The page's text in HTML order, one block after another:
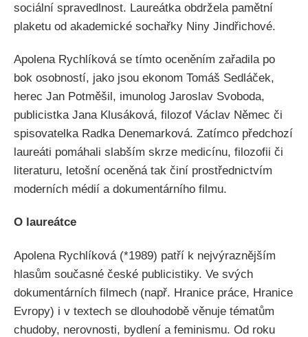
sociální spravedlnost. Laureátka obdržela pamětní
plaketu od akademické sochařky Niny Jindřichové.
Apolena Rychlíková se tímto oceněním zařadila po
bok osobností, jako jsou ekonom Tomáš Sedláček,
herec Jan Potměšil, imunolog Jaroslav Svoboda,
publicistka Jana Klusáková, filozof Václav Němec či
spisovatelka Radka Denemarková. Zatímco předchozí
laureáti pomáhali slabším skrze medicínu, filozofii či
literaturu, letošní oceněná tak činí prostřednictvím
moderních médií a dokumentárního filmu.
O laureátce
Apolena Rychlíková (*1989) patří k nejvýraznějším
hlasům současné české publicistiky. Ve svých
dokumentárních filmech (např. Hranice práce, Hranice
Evropy) i v textech se dlouhodobě věnuje tématům
chudoby, nerovnosti, bydlení a feminismu. Od roku